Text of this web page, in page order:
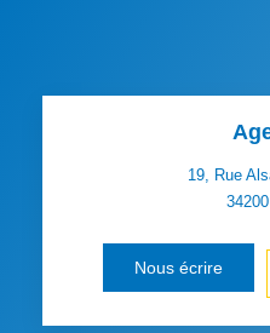
19, Rue
34200
Nous écrire